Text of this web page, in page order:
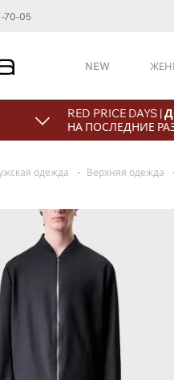
70-05
NEW
RED PRICE DAYS |
НА ПОСЛЕДНИЕ
одежда Верхняя одежда